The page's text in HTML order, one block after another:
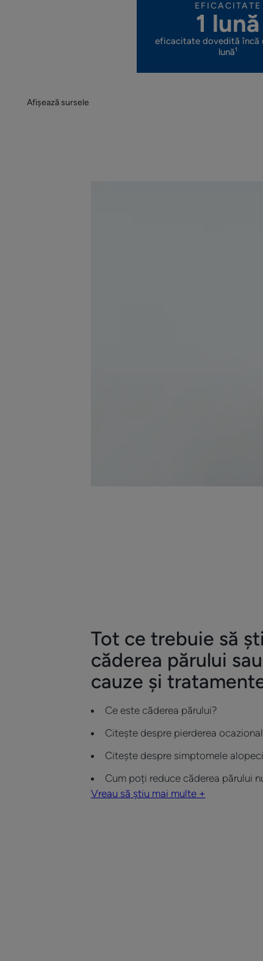
EFICACITATE
1 lună
eficacitate dovedită încă
lună¹
Afișează sursele
Tot ce trebuie să
căderea părului
cauze și
Ce este căderea părului?
Citește despre pierderea
Citește despre simptomele
Cum poți reduce căderea părului
Vreau să știu mai multe +